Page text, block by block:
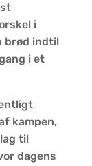
i
brød indtil
i et
kampen,
til
dagens